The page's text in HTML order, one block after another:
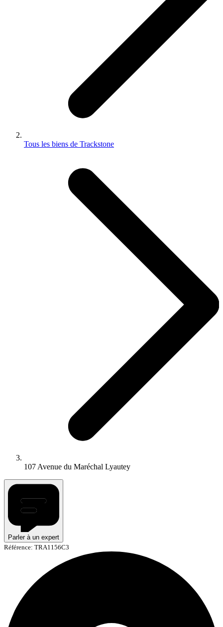
Tous les biens de Trackstone
107 Avenue du Maréchal Lyautey
Parler à un expert
Référence: TRA1156C3